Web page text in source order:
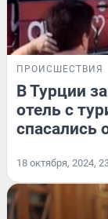
ПРОИСШЕСТВИЯ
В Турции
отель с
спасались
18 октября, 2024,